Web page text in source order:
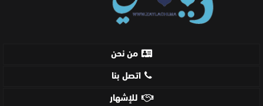
من نحن
اتصل بنا
للإشهار